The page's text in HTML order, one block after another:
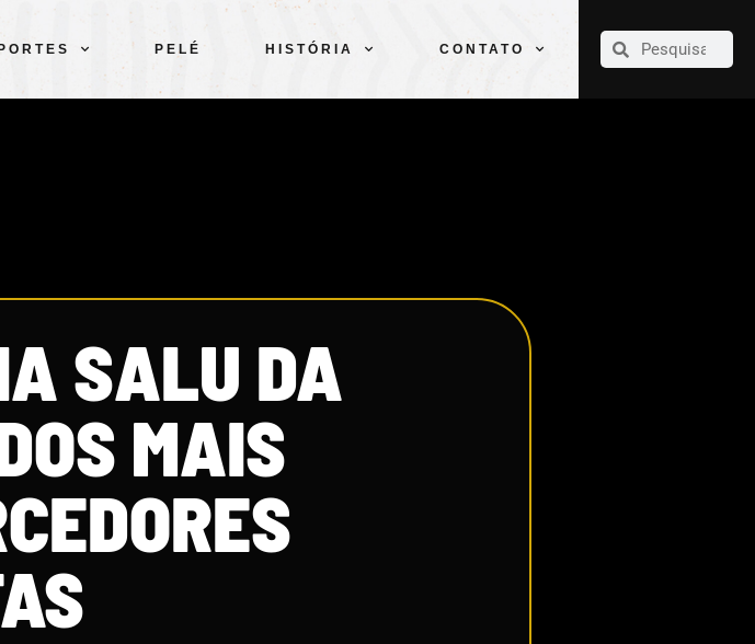
PELÉ HISTÓRIA CONTATO
CLUBE
SALU DA
MAIS